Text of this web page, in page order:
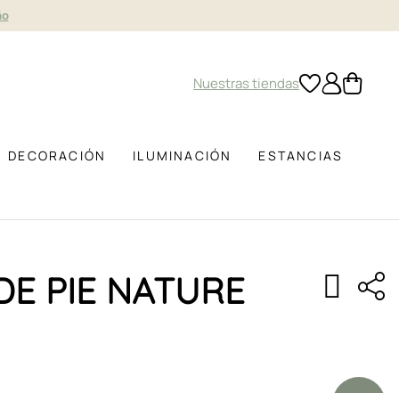
Nuestras tiendas
DECORACIÓN ILUMINACIÓN ESTANCIAS
PIE NATURE